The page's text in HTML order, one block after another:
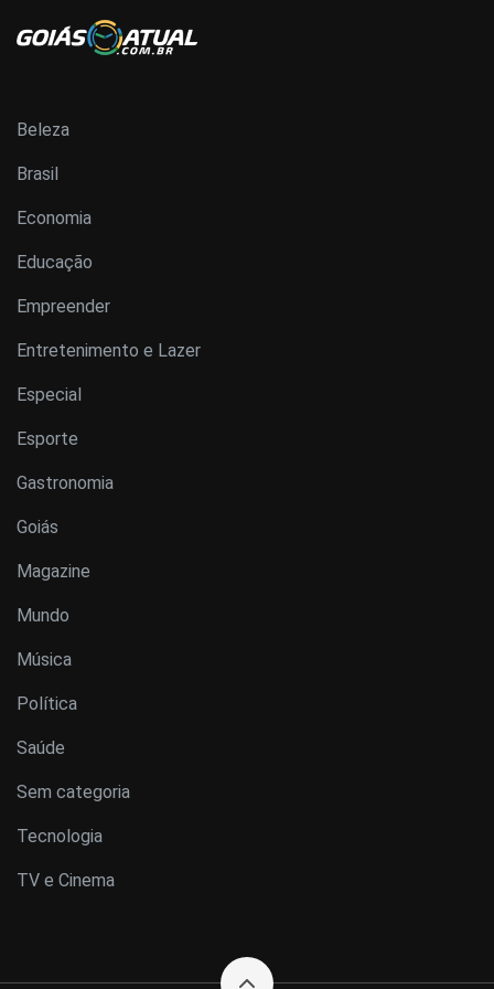
Beleza
Brasil
Economia
Educação
Empreender
Entretenimento e Lazer
Especial
Esporte
Gastronomia
Goiás
Magazine
Mundo
Música
Política
Saúde
Sem categoria
Tecnologia
TV e Cinema